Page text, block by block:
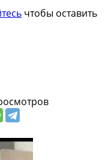
чтобы оставить